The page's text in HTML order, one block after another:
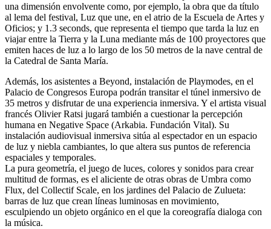
una dimensión envolvente como, por ejemplo, la obra que da título
al lema del festival, Luz que une, en el atrio de la Escuela de Artes y
Oficios; y 1.3 seconds, que representa el tiempo que tarda la luz en
viajar entre la Tierra y la Luna mediante más de 100 proyectores que
emiten haces de luz a lo largo de los 50 metros de la nave central de
la Catedral de Santa María.
Además, los asistentes a Beyond, instalación de Playmodes, en el
Palacio de Congresos Europa podrán transitar el túnel inmersivo de
35 metros y disfrutar de una experiencia inmersiva. Y el artista visual
francés Olivier Ratsi jugará también a cuestionar la percepción
humana en Negative Space (Arkabia. Fundación Vital). Su
instalación audiovisual inmersiva sitúa al espectador en un espacio
de luz y niebla cambiantes, lo que altera sus puntos de referencia
espaciales y temporales.
La pura geometría, el juego de luces, colores y sonidos para crear
multitud de formas, es el aliciente de otras obras de Umbra como
Flux, del Collectif Scale, en los jardines del Palacio de Zulueta:
barras de luz que crean líneas luminosas en movimiento,
esculpiendo un objeto orgánico en el que la coreografía dialoga con
la música.